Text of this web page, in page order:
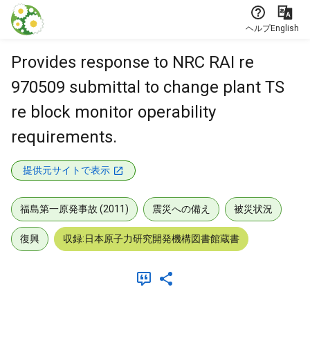
本文に飛ぶ
ヘルプEnglish
Provides response to NRC RAI re
970509 submittal to change plant TS
re block monitor operability
requirements.
提供元サイトで表示
福島第一原発事故 (2011) 震災への備え 被災状況
復興 収録:日本原子力研究開発機構図書館蔵書